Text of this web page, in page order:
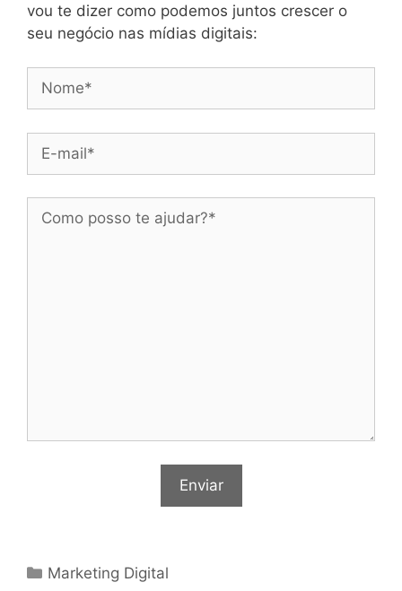
vou te dizer como podemos juntos crescer o
seu negócio nas mídias digitais:
Categorias
Marketing Digital